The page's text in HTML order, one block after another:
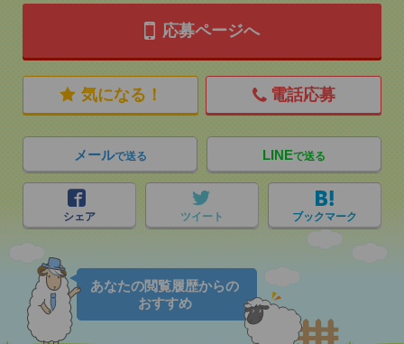
応募ページへ
気になる！ 電話応募
メールで送る LINEで送る
シェア ツイート ブックマーク
あなたの閲覧履歴からの
おすすめ